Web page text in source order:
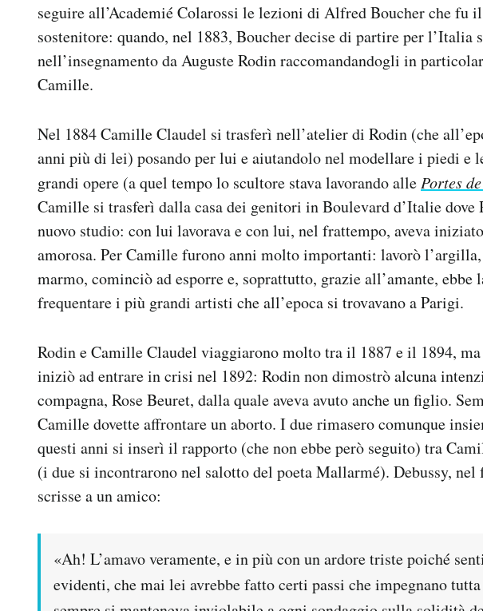
seguire all’Academié Colarossi le lezioni di Alfred Boucher che fu
sostenitore: quando, nel 1883, Boucher decise di partire per l’Italia
nell’insegnamento da Auguste Rodin raccomandandogli in
Camille.
Nel 1884 Camille Claudel si trasferì nell’atelier di Rodin (che
anni più di lei) posando per lui e aiutandolo nel modellare i piedi e
grandi opere (a quel tempo lo scultore stava lavorando alle Portes
Camille si trasferì dalla casa dei genitori in Boulevard d’Italie dove
nuovo studio: con lui lavorava e con lui, nel frattempo, aveva
amorosa. Per Camille furono anni molto importanti: lavorò
marmo, cominciò ad esporre e, soprattutto, grazie all’amante,
frequentare i più grandi artisti che all’epoca si trovavano a Parigi.
Rodin e Camille Claudel viaggiarono molto tra il 1887 e il 1894,
iniziò ad entrare in crisi nel 1892: Rodin non dimostrò alcuna
compagna, Rose Beuret, dalla quale aveva avuto anche un figlio.
Camille dovette affrontare un aborto. I due rimasero comunque
questi anni si inserì il rapporto (che non ebbe però seguito) tra
(i due si incontrarono nel salotto del poeta Mallarmé). Debussy, nel
scrisse a un amico:
«Ah! L’amavo veramente, e in più con un ardore triste poiché
evidenti, che mai lei avrebbe fatto certi passi che impegnano tutta